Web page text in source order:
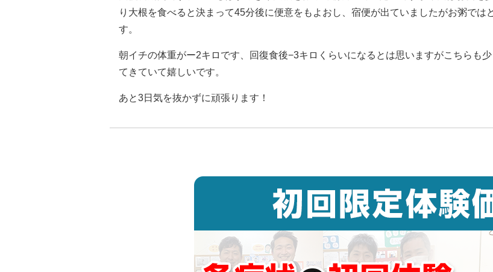
り大根を食べると決まって45分後に便意をもよおし、宿便が出ていましたがお粥では
す。
朝イチの体重がー2キロです、回復食後−3キロくらいになるとは思いますがこちらも
てきていて嬉しいです。
あと3日気を抜かずに頑張ります！